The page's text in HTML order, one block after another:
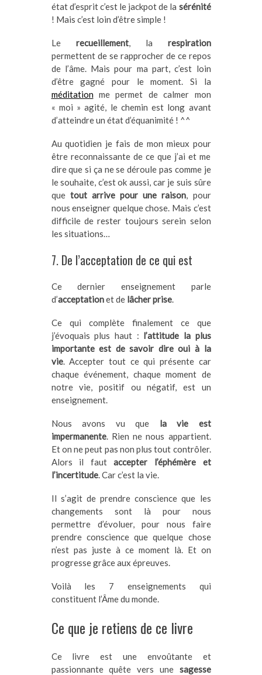
état d’esprit c’est le jackpot de la sérénité
! Mais c’est loin d’être simple !
Le recueillement, la respiration
permettent de se rapprocher de ce repos
de l’âme. Mais pour ma part, c’est loin
d’être gagné pour le moment. Si la
méditationme permet de calmer mon
« moi » agité, le chemin est long avant
d’atteindre un état d’équanimité ! ^^
Au quotidien je fais de mon mieux pour
être reconnaissante de ce que j’ai et me
dire que si ça ne se déroule pas comme je
le souhaite, c’est ok aussi, car je suis sûre
que tout arrive pour une raison, pour
nous enseigner quelque chose. Mais c’est
difficile de rester toujours serein selon
les situations…
7. De l’acceptation de ce qui est
Ce dernier enseignement parle
d’acceptationet de lâcher prise.
Ce qui complète finalement ce que
j’évoquais plus haut : l’attitude la plus
importante est de savoir dire oui à la
vie. Accepter tout ce qui présente car
chaque événement, chaque moment de
notre vie, positif ou négatif, est un
enseignement.
Nous avons vu que la vie est
impermanente. Rien ne nous appartient.
Et on ne peut pas non plus tout contrôler.
Alors il fautaccepter l’éphémère et
l’incertitude. Car c’est la vie.
Il s’agit de prendre conscience que les
changements sont là pour nous
permettre d’évoluer, pour nous faire
prendre conscience que quelque chose
n’est pas juste à ce moment là. Et on
progresse grâce aux épreuves.
Voilà les 7 enseignements qui
constituent l’Âme du monde.
Ce que je retiens de ce livre
Ce livre est une envoûtante et
passionnante quête vers une sagesse